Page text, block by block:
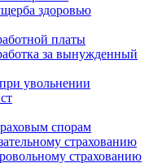
здоровью
платы
за вынужденный
увольнении
спорам
страхованию
страхованию